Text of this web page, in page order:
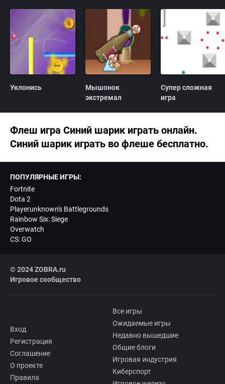
я
е
н
.
0
Уклонись
Мышонок
экстремал
Супер сложная
игра
Флеш игра Синий шарик играть онлайн.
Синий шарик играть во флеше бесплатно.
ПОПУЛЯРНЫЕ ИГРЫ:
Fortnite
Dota 2
Playerunknown's Battlegrounds
Rainbow Six: Siege
Overwatch
CS: GO
© 2024 ZOBRA.ru
Игровое сообщество
Вход
Регистрация
Соглашение
О проекте
Правила
Все игры
Ожидаемые игры
Недавно вышедшие
Общие блоги
Игровая индустрия
Киберспорт